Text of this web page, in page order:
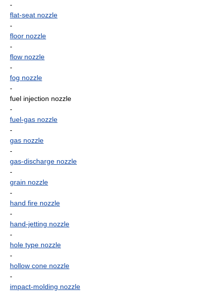
-
flat-seat nozzle
-
floor nozzle
-
flow nozzle
-
fog nozzle
-
fuel injection nozzle
-
fuel-gas nozzle
-
gas nozzle
-
gas-discharge nozzle
-
grain nozzle
-
hand fire nozzle
-
hand-jetting nozzle
-
hole type nozzle
-
hollow cone nozzle
-
impact-molding nozzle